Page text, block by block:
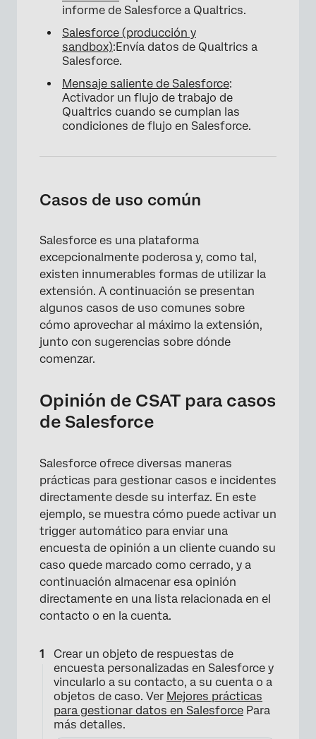
informe de Salesforce a Qualtrics.
Salesforce (producción y
sandbox):Envía datos de Qualtrics a
Salesforce.
Mensaje saliente de Salesforce:
Activador un flujo de trabajo de
Qualtrics cuando se cumplan las
condiciones de flujo en Salesforce.
Casos de uso común
Salesforce es una plataforma
excepcionalmente poderosa y, como tal,
existen innumerables formas de utilizar la
extensión. A continuación se presentan
algunos casos de uso comunes sobre
cómo aprovechar al máximo la extensión,
junto con sugerencias sobre dónde
comenzar.
Opinión de CSAT para casos
de Salesforce
Salesforce ofrece diversas maneras
prácticas para gestionar casos e incidentes
directamente desde su interfaz. En este
ejemplo, se muestra cómo puede activar un
trigger automático para enviar una
encuesta de opinión a un cliente cuando su
caso quede marcado como cerrado, y a
continuación almacenar esa opinión
directamente en una lista relacionada en el
contacto o en la cuenta.
Crear un objeto de respuestas de
encuesta personalizadas en Salesforce y
vincularlo a su contacto, a su cuenta o a
objetos de caso. Ver Mejores prácticas
para gestionar datos en Salesforce Para
más detalles.